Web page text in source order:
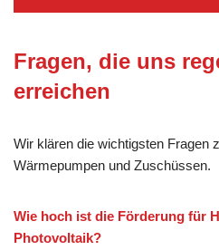
Fragen, die uns
erreichen
Wir klären die wichtigsten Fragen
Wärmepumpen und Zuschüssen.
Wie hoch ist die Förderung für
Photovoltaik?